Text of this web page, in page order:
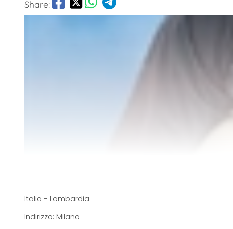
Share:
Italia - Lombardia
Indirizzo: Milano